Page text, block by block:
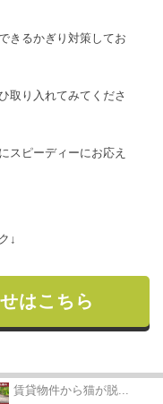
きるかぎり対策してお
取り入れてみてくださ
スピーディーにお応え
↓
はこちら
賃貸物件から猫が脱...